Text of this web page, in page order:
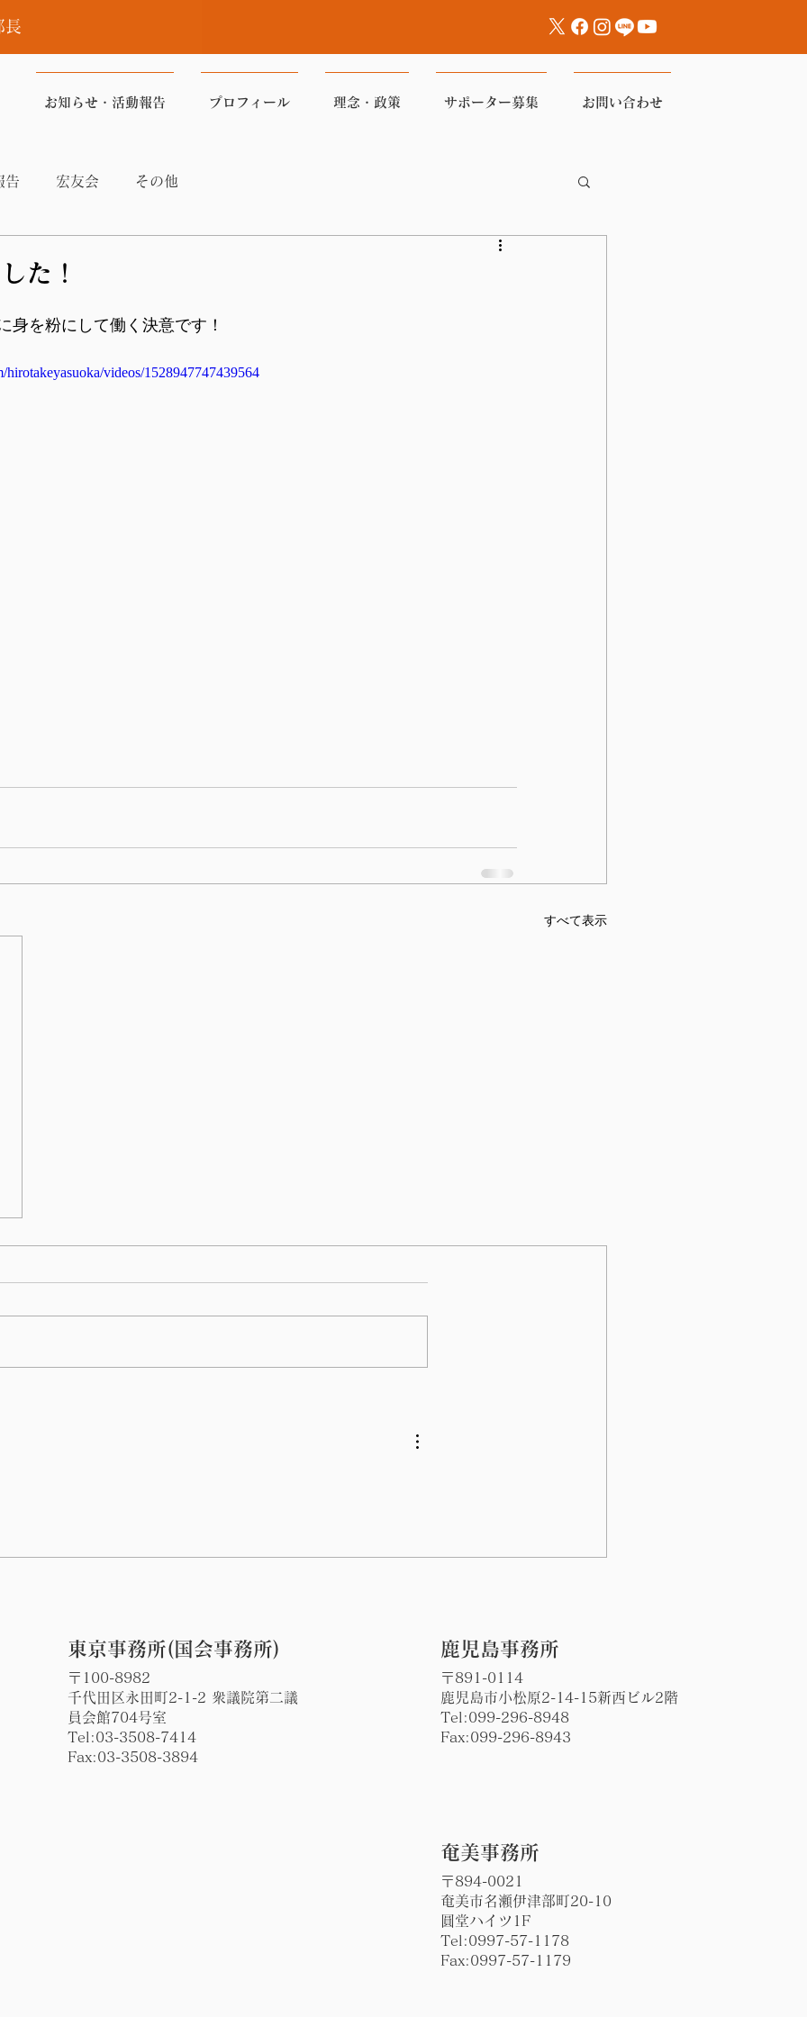
長
お知らせ・活動報告 プロフィール 理念・政策 サポーター募集 お問い合わせ
告 宏友会 その他
た！
身を粉にして働く決意です！
videos/1528947747439564
すべて表示
東京事務所(国会事務所)
〒100-8982
千代田区永田町2-1-2 衆議院第二議
員会館704号室
Tel:03-3508-7414
Fax:03-3508-3894
​鹿児島事務所
〒891-0114
鹿児島市小松原2-14-15新西ビル2階
Tel:099-296-8948
Fax:099-296-8943
​奄美事務所
〒894-0021
奄美市名瀬伊津部町20-10
圓堂ハイツ1F
Tel:0997-57-1178
Fax:0997-57-1179